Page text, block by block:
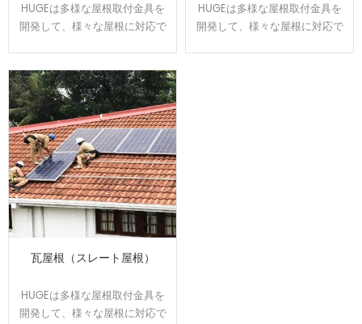
HUGEは多様な屋根取付金具を
開発して、様々な屋根に対応で
計、製造可能です。効率よく、
施工性に優れた架台です。
HUGEは多様な屋根取付金具を
開発して、様々な屋根に対応で
瓦屋根（スレート屋根）
HUGEは多様な屋根取付金具を
開発して、様々な屋根に対応で